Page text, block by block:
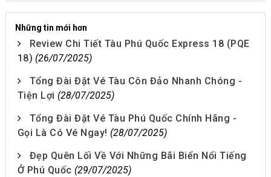
Những tin mới hơn
Review Chi Tiết Tàu Phú Quốc Express 18 (PQE
18) (26/07/2025)
Tổng Đài Đặt Vé Tàu Côn Đảo Nhanh Chóng -
Tiện Lợi (28/07/2025)
Tổng Đài Đặt Vé Tàu Phú Quốc Chính Hãng -
Gọi Là Có Vé Ngay! (28/07/2025)
Đẹp Quên Lối Về Với Những Bãi Biển Nổi Tiếng
Ở Phú Quốc (29/07/2025)